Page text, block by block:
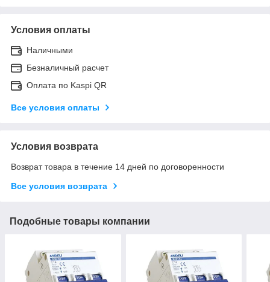
Условия оплаты
Наличными
Безналичный расчет
Оплата по Kaspi QR
Все условия оплаты
Условия возврата
Возврат товара в течение 14 дней по договоренности
Все условия возврата
Подобные товары компании